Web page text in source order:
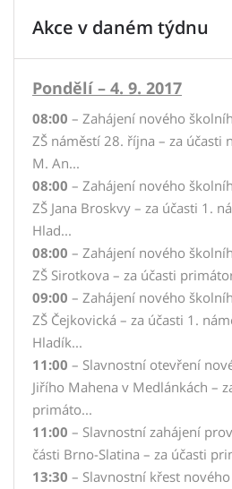
Akce v daném týdnu
Pondělí – 4. 9. 2017
08:00 – Zahájení nového
ZŠ náměstí 28. října – za účasti
M. An...
08:00 – Zahájení nového
ZŠ Jana Broskvy – za účasti 1.
Hlad...
08:00 – Zahájení nového
ZŠ Sirotkova – za účasti
09:00 – Zahájení nového
ZŠ Čejkovická – za účasti 1.
Hladík...
11:00 – Slavnostní otevření
Jiřího Mahena v Medlánkách –
primáto...
11:00 – Slavnostní zahájení
části Brno-Slatina – za účasti
13:30 – Slavnostní křest